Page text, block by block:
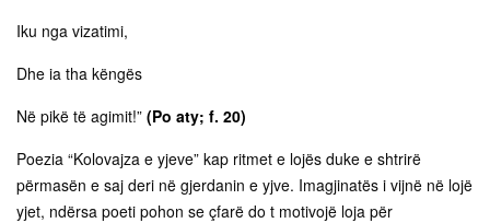
Iku nga vizatimi,
Dhe ia tha këngës
Në pikë të agimit!” (Po aty; f. 20)
Poezia “Kolovajza e yjeve” kap ritmet e lojës duke e shtrirë
përmasën e saj deri në gjerdanin e yjve. Imagjinatës i vijnë në lojë
yjet, ndërsa poeti pohon se çfarë do t motivojë loja për